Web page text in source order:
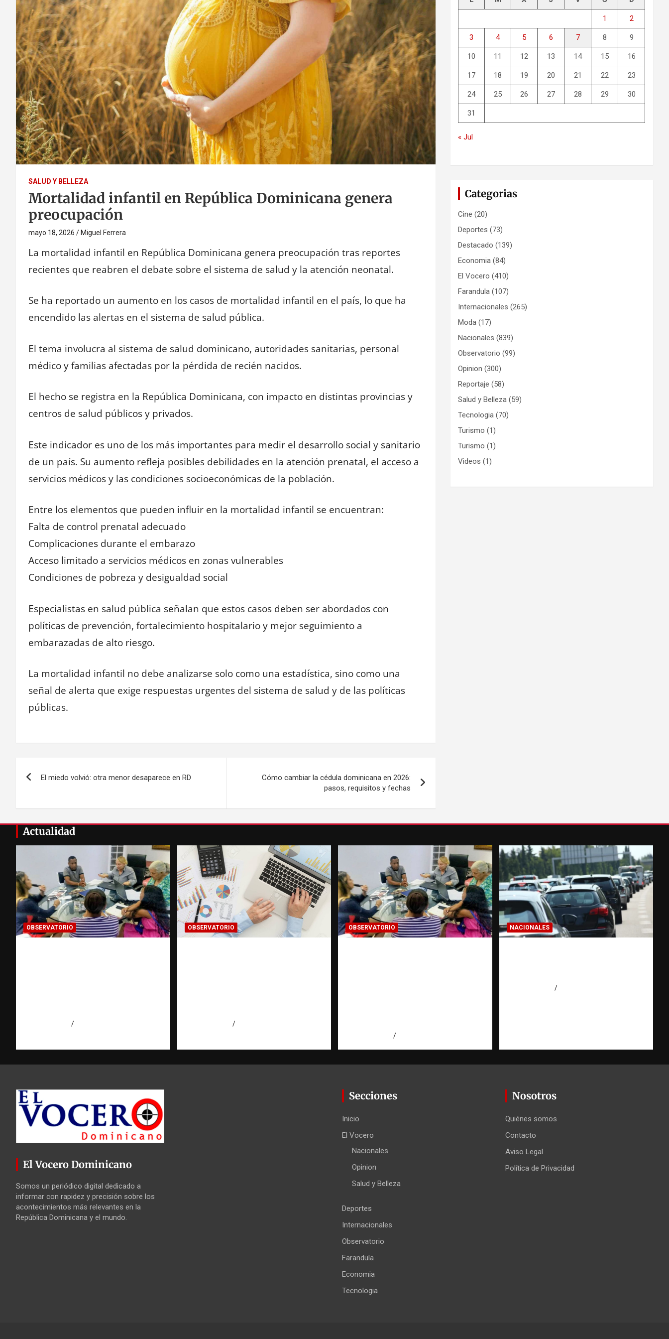
SALUD Y BELLEZA
Mortalidad infantil en República Dominicana genera
preocupación
mayo 18, 2026 Miguel Ferrera
La mortalidad infantil en República Dominicana genera preocupación tras reportes
recientes que reabren el debate sobre el sistema de salud y la atención neonatal.
Se ha reportado un aumento en los casos de mortalidad infantil en el país, lo que ha
encendido las alertas en el sistema de salud pública.
El tema involucra al sistema de salud dominicano, autoridades sanitarias, personal
médico y familias afectadas por la pérdida de recién nacidos.
El hecho se registra en la República Dominicana, con impacto en distintas provincias y
centros de salud públicos y privados.
Este indicador es uno de los más importantes para medir el desarrollo social y sanitario
de un país. Su aumento refleja posibles debilidades en la atención prenatal, el acceso a
servicios médicos y las condiciones socioeconómicas de la población.
Entre los elementos que pueden influir en la mortalidad infantil se encuentran:
Falta de control prenatal adecuado
Complicaciones durante el embarazo
Acceso limitado a servicios médicos en zonas vulnerables
Condiciones de pobreza y desigualdad social
Especialistas en salud pública señalan que estos casos deben ser abordados con
políticas de prevención, fortalecimiento hospitalario y mejor seguimiento a
embarazadas de alto riesgo.
La mortalidad infantil no debe analizarse solo como una estadística, sino como una
señal de alerta que exige respuestas urgentes del sistema de salud y de las políticas
públicas.
de
entradas
El miedo volvió: otra menor desaparece en RD
Cómo cambiar la cédula dominicana en 2026:
pasos, requisitos y fechas
1 2
3 4 5 6 7 8 9
10 11 12 13 14 15 16
17 18 19 20 21 22 23
24 25 26 27 28 29 30
31
« Jul
Categorias
Cine (20)
Deportes (73)
Destacado (139)
Economia (84)
El Vocero (410)
Farandula (107)
Internacionales (265)
Moda (17)
Nacionales (839)
Observatorio (99)
Opinion (300)
Reportaje (58)
Salud y Belleza (59)
Tecnologia (70)
Turismo (1)
Turismo (1)
Videos (1)
Actualidad
OBSERVATORIO OBSERVATORIO OBSERVATORIO NACIONALES
El Vocero Dominicano
Somos un periódico digital dedicado a
informar con rapidez y precisión sobre los
acontecimientos más relevantes en la
República Dominicana y el mundo.
Secciones
Inicio
El Vocero
Nacionales
Opinion
Salud y Belleza
Deportes
Internacionales
Observatorio
Farandula
Economia
Tecnologia
Nosotros
Quiénes somos
Contacto
Aviso Legal
Política de Privacidad